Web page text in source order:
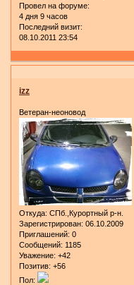
Провел на форуме:
4 дня 9 часов
Последний визит:
08.10.2011 23:54
izz
Ветеран-неоновод
Откуда: СПб.,Курортный р-н.
Зарегистрирован: 06.10.2009
Приглашений: 0
Сообщений: 1185
Уважение: +42
Позитив: +56
Пол: